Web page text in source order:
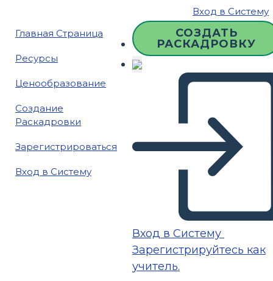
Вход в Систему
Главная Страница
Ресурсы
Ценообразование
Создание
Раскадровки
Зарегистрироваться
Вход в Систему
СОЗДАТЬ
РАСКАДРОВКУ
Вход в Систему
Зарегистрируйтесь как
учитель.